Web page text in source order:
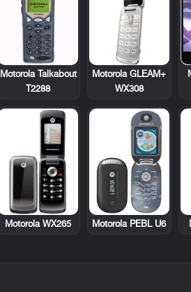
Motorola GLEAM+
WX308
Motorola Talkabout
T2288
Motorola PEBL U6
Motorola WX265